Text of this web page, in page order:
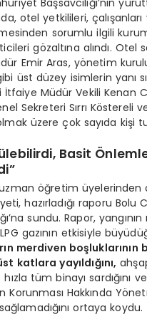
otel yetkilileri,
sorumlu ilgili
gözaltına alındı. Otel
Emir Aras, yönetim
üst düzey isimlerin yanı
İtfaiye Müdür Vekili Kenan
Sekreteri Sırrı Köstereli
üzere çok sayıda kişi
Basit
öğretim üyelerinden
hazırladığı raporu Bolu
sundu. Rapor,
gazının etkisiyle
merdiven boşluklarının
katlara yayıldığını,
tüm binayı sardığını
Korunması Hakkında
ortaya koydu.